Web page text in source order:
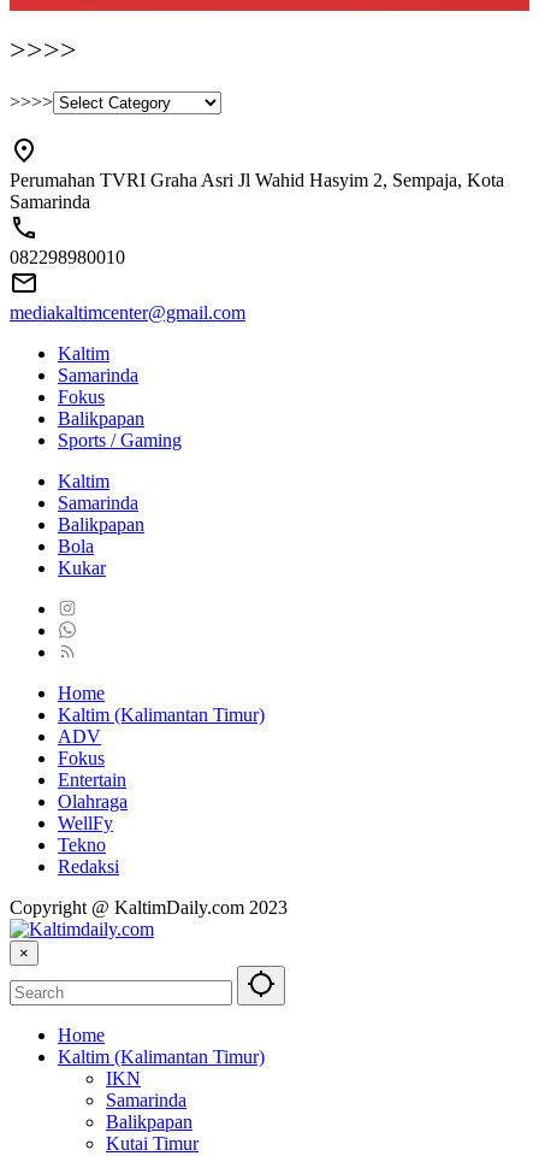
>>>>
>>>>
Perumahan TVRI Graha Asri Jl Wahid Hasyim 2, Sempaja, Kota
Samarinda
082298980010
mediakaltimcenter@gmail.com
Kaltim
Samarinda
Fokus
Balikpapan
Sports / Gaming
Kaltim
Samarinda
Balikpapan
Bola
Kukar
Home
Kaltim (Kalimantan Timur)
ADV
Fokus
Entertain
Olahraga
WellFy
Tekno
Redaksi
Copyright @ KaltimDaily.com 2023
×
Home
Kaltim (Kalimantan Timur)
IKN
Samarinda
Balikpapan
Kutai Timur